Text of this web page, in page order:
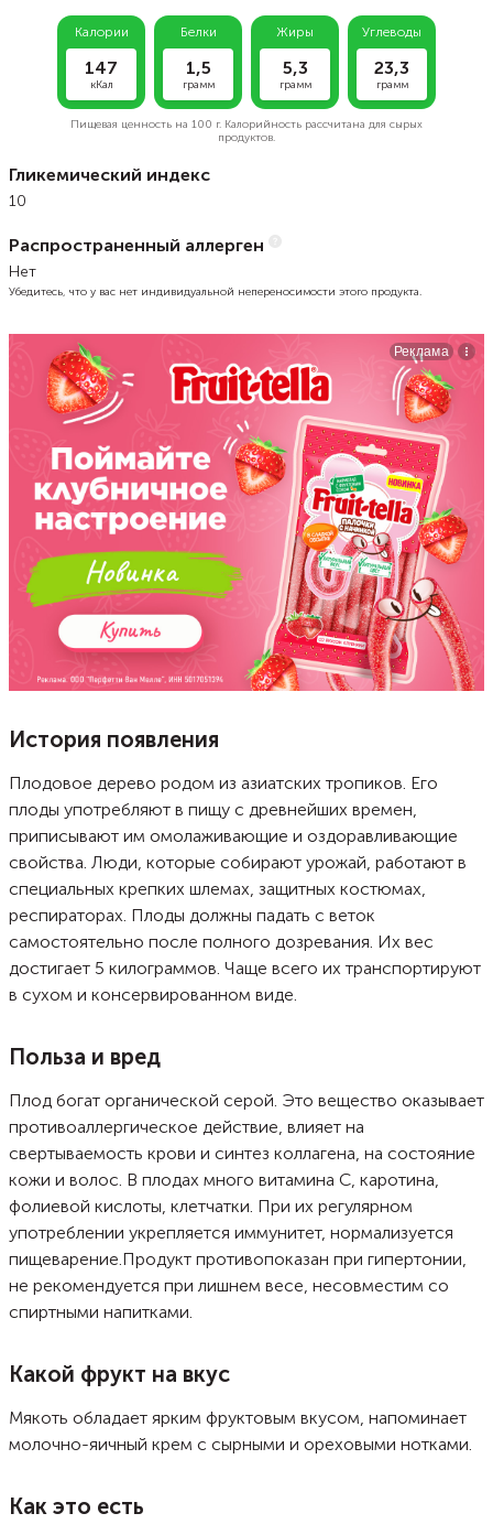
Калории
147
кКал
Белки
1,5
грамм
Жиры
5,3
грамм
Углеводы
23,3
грамм
Пищевая ценность на 100 г. Калорийность рассчитана для сырых
продуктов.
Гликемический индекс
10
Распространенный аллерген
Нет
Убедитесь, что у вас нет индивидуальной непереносимости этого продукта.
История появления
Плодовое дерево родом из азиатских тропиков. Его
плоды употребляют в пищу с древнейших времен,
приписывают им омолаживающие и оздоравливающие
свойства. Люди, которые собирают урожай, работают в
специальных крепких шлемах, защитных костюмах,
респираторах. Плоды должны падать с веток
самостоятельно после полного дозревания. Их вес
достигает 5 килограммов. Чаще всего их транспортируют
в сухом и консервированном виде.
Польза и вред
Плод богат органической серой. Это вещество оказывает
противоаллергическое действие, влияет на
свертываемость крови и синтез коллагена, на состояние
кожи и волос. В плодах много витамина C, каротина,
фолиевой кислоты, клетчатки. При их регулярном
употреблении укрепляется иммунитет, нормализуется
пищеварение.Продукт противопоказан при гипертонии,
не рекомендуется при лишнем весе, несовместим со
спиртными напитками.
Какой фрукт на вкус
Мякоть обладает ярким фруктовым вкусом, напоминает
молочно-яичный крем с сырными и ореховыми нотками.
Как это есть